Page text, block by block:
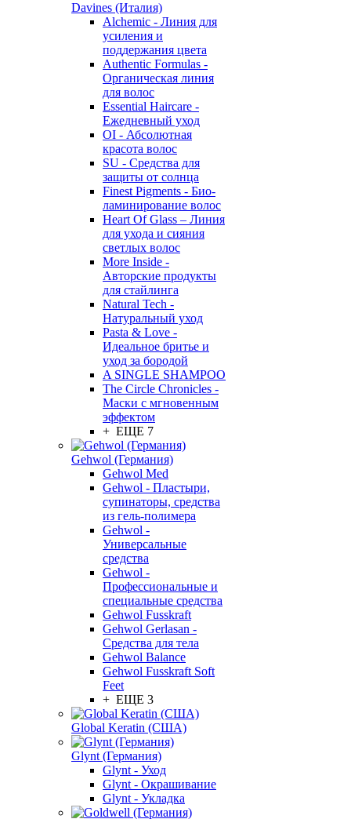
Davines (Италия)
Alchemic - Линия для
усиления и
поддержания цвета
Authentic Formulas -
Органическая линия
для волос
Essential Haircare -
Eжедневный уход
OI - Абсолютная
красота волос
SU - Средства для
защиты от солнца
Finest Pigments - Био-
ламинирование волос
Heart Of Glass – Линия
для ухода и сияния
светлых волос
More Inside -
Авторские продукты
для стайлинга
Natural Tech -
Натуральный уход
Pasta & Love -
Идеальное бритье и
уход за бородой
A SINGLE SHAMPOO
The Circle Chronicles -
Маски с мгновенным
эффектом
+ ЕЩЕ 7
Gehwol (Германия)
Gehwol Med
Gehwol - Пластыри,
супинаторы, средства
из гель-полимера
Gehwol -
Универсальные
средства
Gehwol -
Профессиональные и
специальные средства
Gehwol Fusskraft
Gehwol Gerlasan -
Средства для тела
Gehwol Balance
Gehwol Fusskraft Soft
Feet
+ ЕЩЕ 3
Global Keratin (США)
Glynt (Германия)
Glynt - Уход
Glynt - Окрашивание
Glynt - Укладка